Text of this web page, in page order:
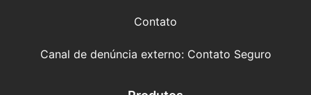
Contato
Canal de denúncia externo: Contato Seguro